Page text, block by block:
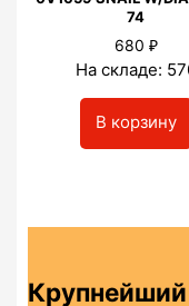
74
680 ₽
На складе:
В корзину